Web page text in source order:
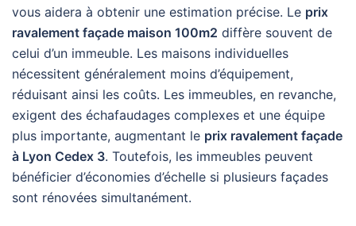
vous aidera à obtenir une estimation précise. Le prix
ravalement façade maison 100m2 diffère souvent de
celui d’un immeuble. Les maisons individuelles
nécessitent généralement moins d’équipement,
réduisant ainsi les coûts. Les immeubles, en revanche,
exigent des échafaudages complexes et une équipe
plus importante, augmentant le prix ravalement façade
à Lyon Cedex 3. Toutefois, les immeubles peuvent
bénéficier d’économies d’échelle si plusieurs façades
sont rénovées simultanément.